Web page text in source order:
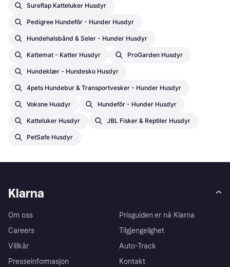
Sureflap Katteluker Husdyr
Pedigree Hundefôr - Hunder Husdyr
Hundehalsbånd & Seler - Hunder Husdyr
Kattemat - Katter Husdyr ProGarden Husdyr
Hundeklær - Hundesko Husdyr
4pets Hundebur & Transportvesker - Hunder Husdyr
Voksne Husdyr Hundefôr - Hunder Husdyr
Katteluker Husdyr JBL Fisker & Reptiler Husdyr
PetSafe Husdyr
Klarna
Om oss
Careers
Villkår
Presseinformasjon
Prisguiden er nå Klarna
Tilgjengelighet
Auto-Track
Kontakt